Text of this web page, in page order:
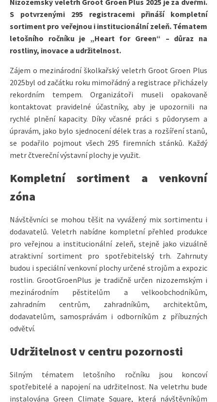
S potvrzenými 295 registracemi přináší kompletní
sortiment pro veřejnou i institucionální zeleň. Tématem
letošního ročníku je „Heart for Green“ – důraz na
rostliny, inovace a udržitelnost.
Zájem o mezinárodní školkařský veletrh Groot Groen Plus
2025byl od začátku roku mimořádný a registrace přicházely
rekordním tempem. Organizátoři museli opakovaně
kontaktovat pravidelné účastníky, aby je upozornili na
rychlé plnění kapacity. Díky včasné práci s půdorysem a
úpravám, jako bylo sjednocení délek tras a rozšíření stanů,
se podařilo pojmout všech 295 firemních stánků. Každý
metr čtvereční výstavní plochy je využit.
Kompletní sortiment a venkovní
zóna
Návštěvníci se mohou těšit na vyvážený mix sortimentu i
dodavatelů. Veletrh nabídne kompletní přehled produkce
pro veřejnou a institucionální zeleň, stejně jako vizuálně
atraktivní sortiment pro spotřebitelský trh. Zahrnuty
budou i speciální venkovní plochy určené strojům a expozic
rostlin. GrootGroenPlus je tradičně určen nizozemským i
mezinárodním pěstitelům a velkoobchodníkům,
zahradním centrům, zahradníkům, architektům,
dodavatelům, samosprávám i odborníkům z příbuzných
odvětví.
Udržitelnost v centru pozornosti
Silným tématem letošního ročníku jsou koncoví
spotřebitelé a napojení na udržitelnost. Na veletrhu bude
instalována Green Climate Square, která návštěvníkům